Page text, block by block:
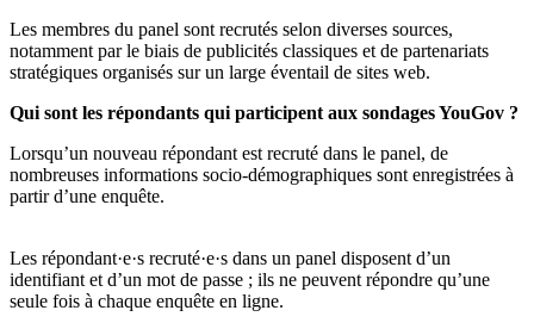
Les membres du panel sont recrutés selon diverses sources,
notamment par le biais de publicités classiques et de partenariats
stratégiques organisés sur un large éventail de sites web.
Qui sont les répondants qui participent aux sondages YouGov ?
Lorsqu’un nouveau répondant est recruté dans le panel, de
nombreuses informations socio-démographiques sont enregistrées à
partir d’une enquête.
Les répondant·e·s recruté·e·s dans un panel disposent d’un
identifiant et d’un mot de passe ; ils ne peuvent répondre qu’une
seule fois à chaque enquête en ligne.